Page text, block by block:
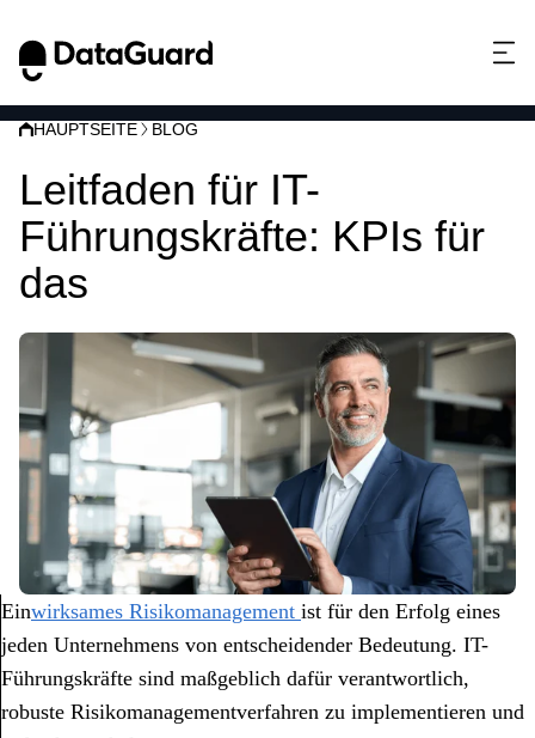
HAUPTSEITE BLOG
Leitfaden für IT-
Führungskräfte: KPIs für
das
Einwirksames Risikomanagement ist für den Erfolg eines
jeden Unternehmens von entscheidender Bedeutung. IT-
Führungskräfte sind maßgeblich dafür verantwortlich,
robuste Risikomanagementverfahren zu implementieren und